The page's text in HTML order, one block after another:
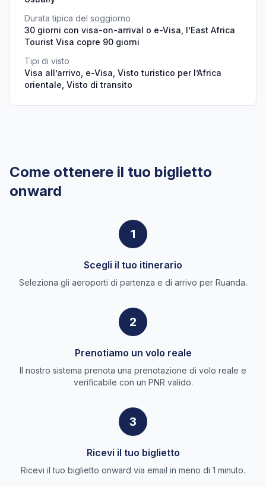
Durata tipica del soggiorno
30 giorni con visa-on-arrival o e-Visa, l’East Africa
Tourist Visa copre 90 giorni
Tipi di visto
Visa all’arrivo, e-Visa, Visto turistico per l’Africa
orientale, Visto di transito
Come ottenere il tuo biglietto
onward
1
Scegli il tuo itinerario
Seleziona gli aeroporti di partenza e di arrivo per Ruanda.
2
Prenotiamo un volo reale
Il nostro sistema prenota una prenotazione di volo reale e
verificabile con un PNR valido.
3
Ricevi il tuo biglietto
Ricevi il tuo biglietto onward via email in meno di 1 minuto.